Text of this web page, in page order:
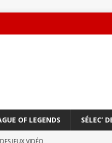
OF LEGENDS SÉLEC’
JEUX VIDÉO